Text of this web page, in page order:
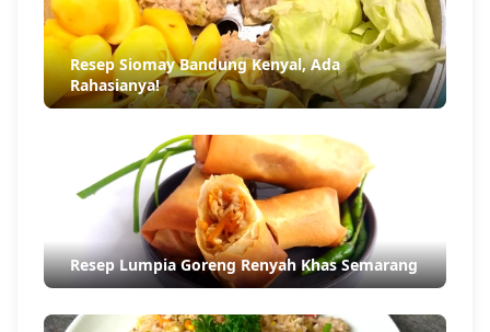
Resep Siomay Bandung Kenyal, Ada
Rahasianya!
Resep Lumpia Goreng Renyah Khas Semarang